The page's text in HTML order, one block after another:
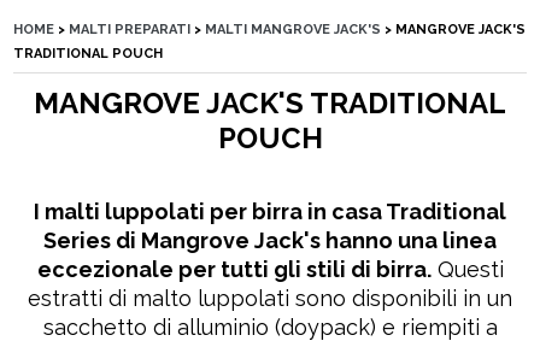
HOME > MALTI PREPARATI > MALTI MANGROVE JACK'S > MANGROVE JACK'S
TRADITIONAL POUCH
MANGROVE JACK'S TRADITIONAL
POUCH
I malti luppolati per birra in casa Traditional
Series di Mangrove Jack's hanno una linea
eccezionale per tutti gli stili di birra.Questi
estratti di malto luppolati sono disponibili in un
sacchetto di alluminio (doypack) e riempiti a